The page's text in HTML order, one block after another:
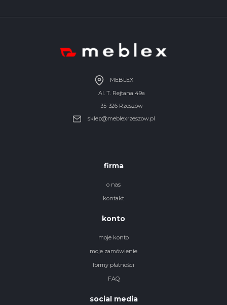
MEBLEX
Al. T. Rejtana 49a
35-326 Rzeszów
sklep@meblexrzeszow.pl
firma
o nas
kontakt
konto
moje konto
moje zamówienie
formy płatności
FAQ
social media